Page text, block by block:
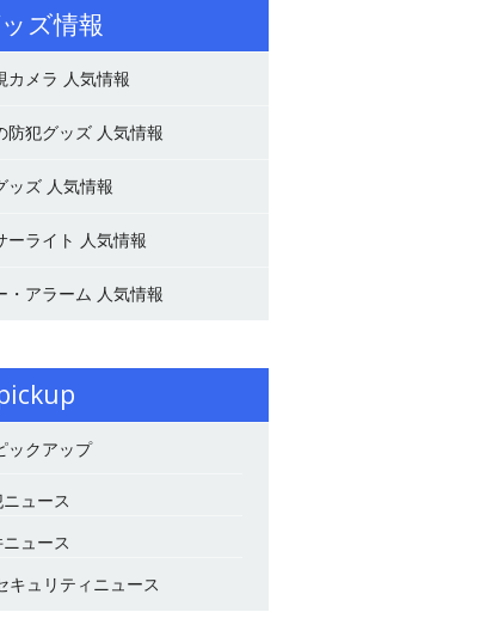
ズ情報
カメラ 人気情報
防犯グッズ 人気情報
ッズ 人気情報
ーライト 人気情報
・アラーム 人気情報
ックアップ
ニュース
ュース
キュリティニュース